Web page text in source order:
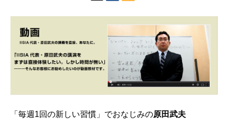
「毎週1回の新しい習慣」でおなじみの原田武夫